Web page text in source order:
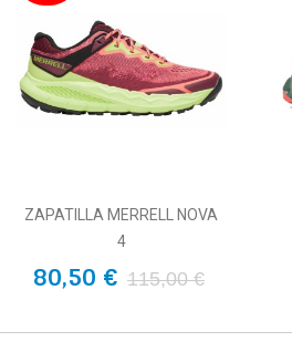
ZAPATILLA MERRELL NOVA
4
80,50 € 115,00 €